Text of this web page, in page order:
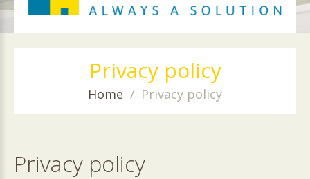
Privacy policy
Home Privacy policy
Privacy policy